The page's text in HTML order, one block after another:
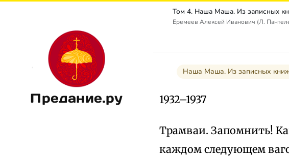
Предание.ру
Еремеев Алексей Иванович (Л.
Наша Маша. Из записных
1932–1937
Трамваи. Запомнить!
каждом следующем